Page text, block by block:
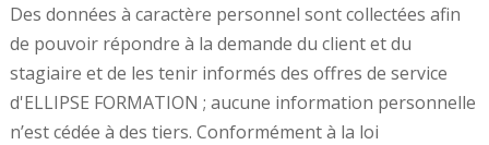
Des données à caractère personnel sont collectées afin
de pouvoir répondre à la demande du client et du
stagiaire et de les tenir informés des offres de service
d'ELLIPSE FORMATION ; aucune information personnelle
n’est cédée à des tiers. Conformément à la loi